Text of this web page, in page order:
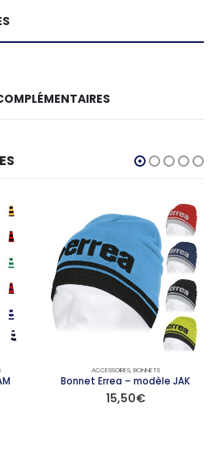
ACCESSOIRES, BONNETS
Bonnet Errea – modèle JAK
15,50€